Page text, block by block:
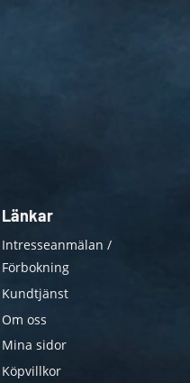
Länkar
Intresseanmälan /
Förbokning
Kundtjänst
Om oss
Mina sidor
Köpvillkor